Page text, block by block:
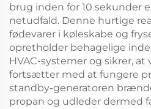
brug inden for 10 sekunder
netudfald. Denne hurtige
fødevarer i køleskabe og
opretholder behagelige
HVAC-systemer og sikrer,
fortsætter med at fungere
standby-generatoren
propan og udleder dermed